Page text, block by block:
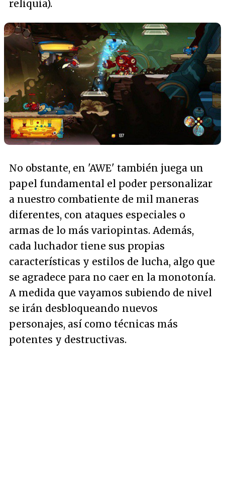
reliquia).
No obstante, en 'AWE' también juega un
papel fundamental el poder personalizar
a nuestro combatiente de mil maneras
diferentes, con ataques especiales o
armas de lo más variopintas. Además,
cada luchador tiene sus propias
características y estilos de lucha, algo que
se agradece para no caer en la monotonía.
A medida que vayamos subiendo de nivel
se irán desbloqueando nuevos
personajes, así como técnicas más
potentes y destructivas.